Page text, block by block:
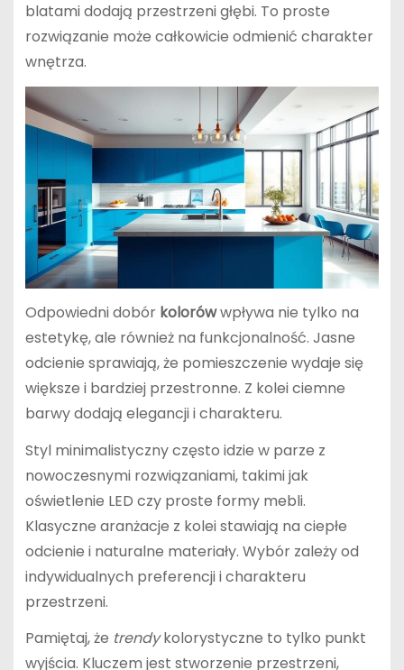
blatami dodają przestrzeni głębi. To proste
rozwiązanie może całkowicie odmienić charakter
wnętrza.
Odpowiedni dobór kolorówwpływa nie tylko na
estetykę, ale również na funkcjonalność. Jasne
odcienie sprawiają, że pomieszczenie wydaje się
większe i bardziej przestronne. Z kolei ciemne
barwy dodają elegancji i charakteru.
Styl minimalistyczny często idzie w parze z
nowoczesnymi rozwiązaniami, takimi jak
oświetlenie LED czy proste formy mebli.
Klasyczne aranżacje z kolei stawiają na ciepłe
odcienie i naturalne materiały. Wybór zależy od
indywidualnych preferencji i charakteru
przestrzeni.
Pamiętaj, że trendykolorystyczne to tylko punkt
wyjścia. Kluczem jest stworzenie przestrzeni,